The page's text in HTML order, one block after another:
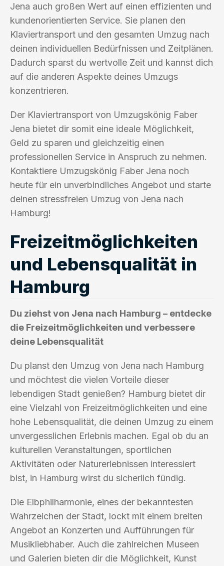
Jena auch großen Wert auf einen effizienten und
kundenorientierten Service. Sie planen den
Klaviertransport und den gesamten Umzug nach
deinen individuellen Bedürfnissen und Zeitplänen.
Dadurch sparst du wertvolle Zeit und kannst dich
auf die anderen Aspekte deines Umzugs
konzentrieren.
Der Klaviertransport von Umzugskönig Faber
Jena bietet dir somit eine ideale Möglichkeit,
Geld zu sparen und gleichzeitig einen
professionellen Service in Anspruch zu nehmen.
Kontaktiere Umzugskönig Faber Jena noch
heute für ein unverbindliches Angebot und starte
deinen stressfreien Umzug von Jena nach
Hamburg!
Freizeitmöglichkeiten
und Lebensqualität in
Hamburg
Du ziehst von Jena nach Hamburg – entdecke
die Freizeitmöglichkeiten und verbessere
deine Lebensqualität
Du planst den Umzug von Jena nach Hamburg
und möchtest die vielen Vorteile dieser
lebendigen Stadt genießen? Hamburg bietet dir
eine Vielzahl von Freizeitmöglichkeiten und eine
hohe Lebensqualität, die deinen Umzug zu einem
unvergesslichen Erlebnis machen. Egal ob du an
kulturellen Veranstaltungen, sportlichen
Aktivitäten oder Naturerlebnissen interessiert
bist, in Hamburg wirst du sicherlich fündig.
Die Elbphilharmonie, eines der bekanntesten
Wahrzeichen der Stadt, lockt mit einem breiten
Angebot an Konzerten und Aufführungen für
Musikliebhaber. Auch die zahlreichen Museen
und Galerien bieten dir die Möglichkeit, Kunst